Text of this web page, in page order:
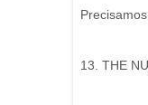
13. THE